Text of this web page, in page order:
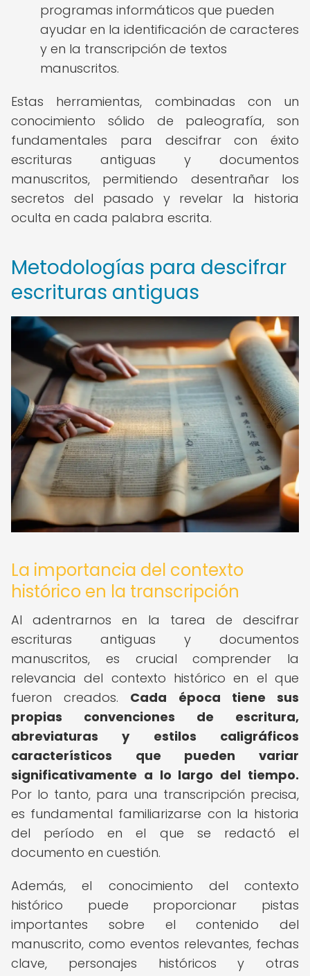
programas informáticos que pueden
ayudar en la identificación de caracteres
y en la transcripción de textos
manuscritos.
Estas herramientas, combinadas con un
conocimiento sólido de paleografía, son
fundamentales para descifrar con éxito
escrituras antiguas y documentos
manuscritos, permitiendo desentrañar los
secretos del pasado y revelar la historia
oculta en cada palabra escrita.
Metodologías para descifrar
escrituras antiguas
La importancia del contexto
histórico en la transcripción
Al adentrarnos en la tarea de descifrar
escrituras antiguas y documentos
manuscritos, es crucial comprender la
relevancia del contexto histórico en el que
fueron creados. Cada época tiene sus
propias convenciones de escritura,
abreviaturas y estilos caligráficos
característicos que pueden variar
significativamente a lo largo del tiempo.
Por lo tanto, para una transcripción precisa,
es fundamental familiarizarse con la historia
del período en el que se redactó el
documento en cuestión.
Además, el conocimiento del contexto
histórico puede proporcionar pistas
importantes sobre el contenido del
manuscrito, como eventos relevantes, fechas
clave, personajes históricos y otras